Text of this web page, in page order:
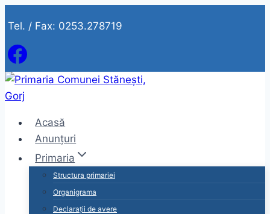
to
content
Tel. / Fax: 0253.278719
Acasă
Anunțuri
Primaria
Structura primariei
Organigrama
Declarații de avere